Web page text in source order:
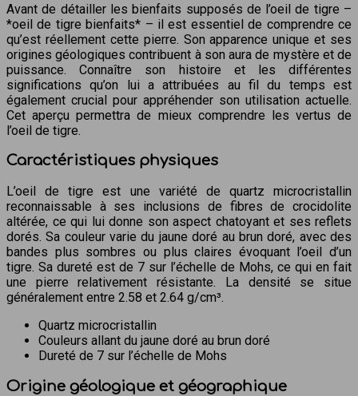
Avant de détailler les bienfaits supposés de l’oeil de tigre –
*oeil de tigre bienfaits* – il est essentiel de comprendre ce
qu’est réellement cette pierre. Son apparence unique et ses
origines géologiques contribuent à son aura de mystère et de
puissance. Connaître son histoire et les différentes
significations qu’on lui a attribuées au fil du temps est
également crucial pour appréhender son utilisation actuelle.
Cet aperçu permettra de mieux comprendre les vertus de
l’oeil de tigre.
Caractéristiques physiques
L’oeil de tigre est une variété de quartz microcristallin
reconnaissable à ses inclusions de fibres de crocidolite
altérée, ce qui lui donne son aspect chatoyant et ses reflets
dorés. Sa couleur varie du jaune doré au brun doré, avec des
bandes plus sombres ou plus claires évoquant l’oeil d’un
tigre. Sa dureté est de 7 sur l’échelle de Mohs, ce qui en fait
une pierre relativement résistante. La densité se situe
généralement entre 2.58 et 2.64 g/cm³.
Quartz microcristallin
Couleurs allant du jaune doré au brun doré
Dureté de 7 sur l’échelle de Mohs
Origine géologique et géographique